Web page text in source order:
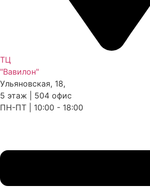
ТЦ
"Вавилон"
Ульяновская, 18,
5 этаж | 504 офис
ПН-ПТ | 10:00 - 18:00